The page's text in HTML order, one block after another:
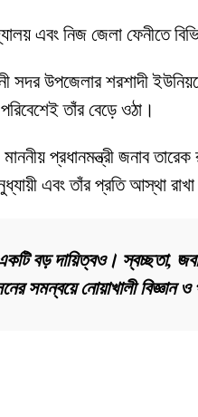
এবং নিজ জেলা ফেনীতে
সদর উপজেলার শরশাদী
তাঁর বেড়ে ওঠা।
প্রধানমন্ত্রী জনাব
এবং তাঁর প্রতি আস্থা
বড় দায়িত্বও। স্বচ্ছতা,
সমন্বয়ে নোয়াখালী